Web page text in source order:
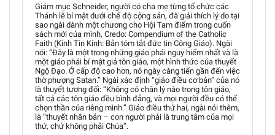
Giám mục Schneider, người có cha mẹ từng tổ chức các
Thánh lễ bí mật dưới chế độ cộng sản, đã giải thích lý do tại
sao ngài dành một chương cho Hội Tam điểm trong cuốn
sách mới của mình, Credo: Compendium of the Catholic
Faith (Kinh Tin Kính: Bản tóm tắt đức tin Công Giáo). Ngài
nói: “Đây là một trong những giáo phái nguy hiểm nhất và là
một giáo phái bí mật giả tôn giáo, một hình thức của thuyết
Ngộ Đạo. Ở cấp độ cao hơn, nó ngày càng tiến gần đến việc
thờ phượng Satan.” Ngài xác định “giáo điều cơ bản” của nó
là thuyết tương đối: “Không có chân lý nào trong tôn giáo,
tất cả các tôn giáo đều bình đẳng, và mọi người đều có thể
chọn thần của riêng mình.” Giáo điều thứ hai, ngài nói thêm,
là “thuyết nhân bản – con người phải là trung tâm của mọi
thứ, chứ không phải Chúa”.